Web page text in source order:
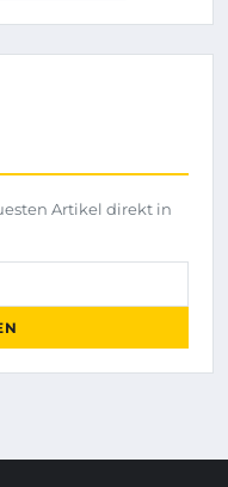
Artikel direkt in